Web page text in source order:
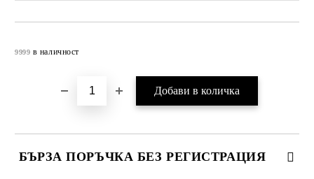
9999 в наличност
БЪРЗА ПОРЪЧКА БЕЗ РЕГИСТРАЦИЯ